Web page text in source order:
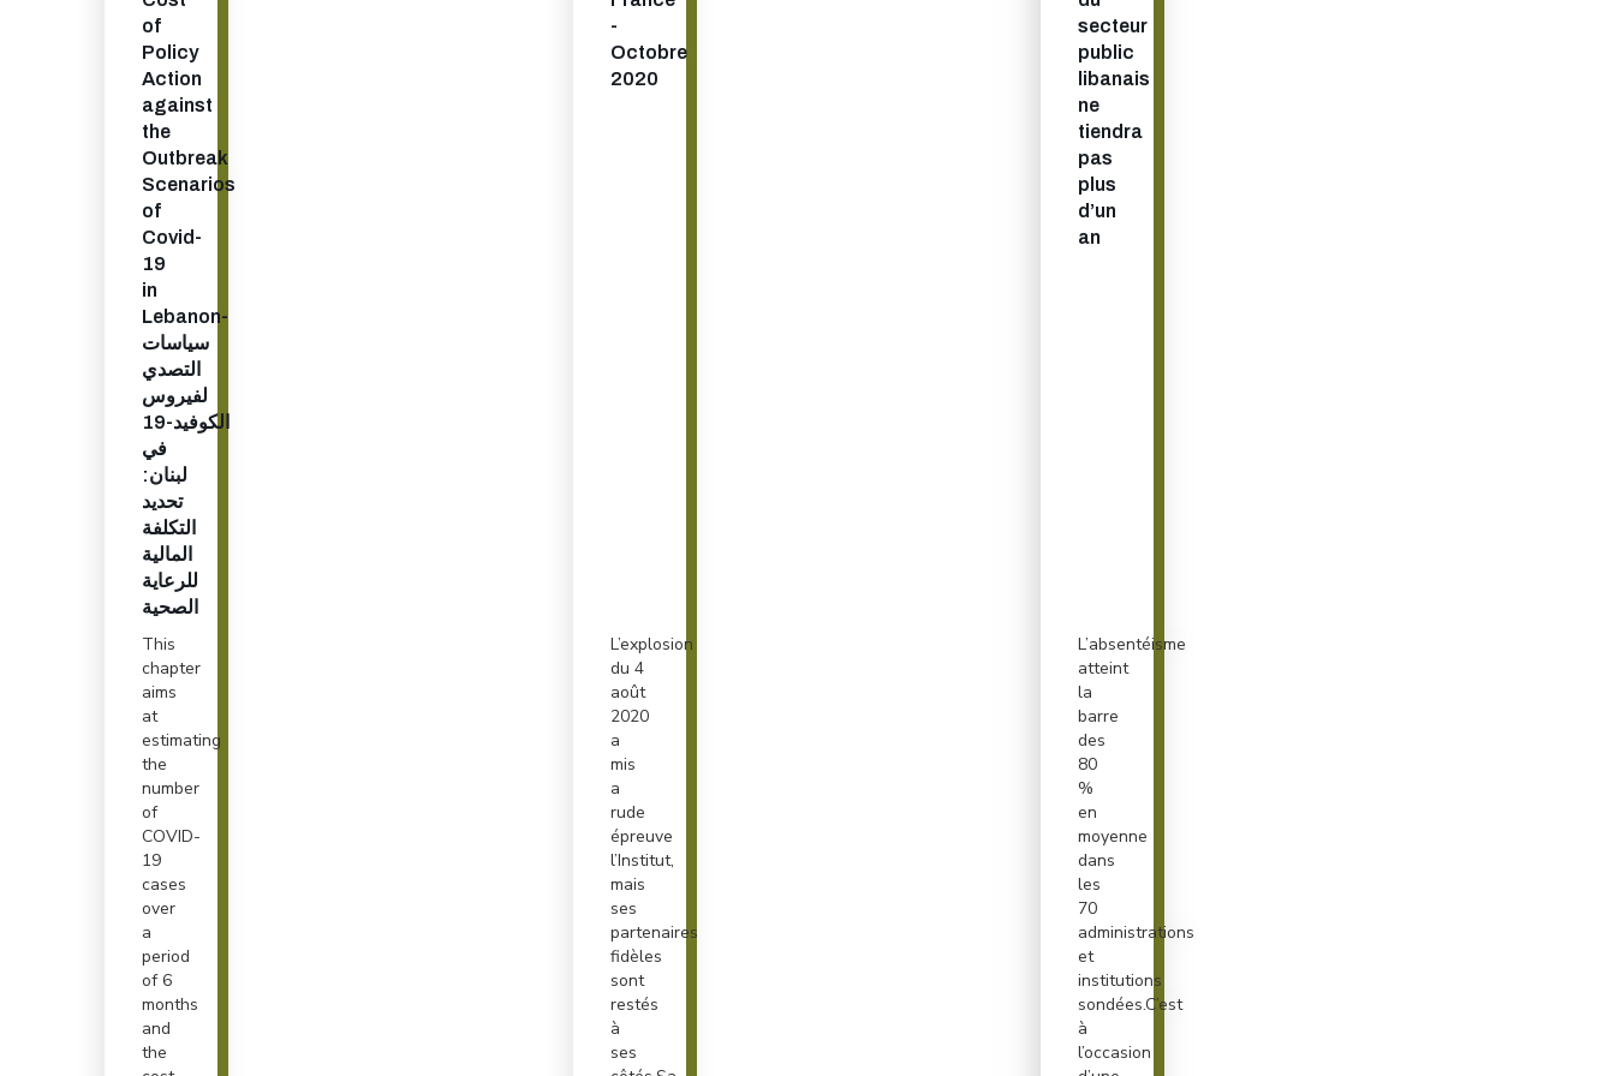
of
Policy
Action
against
the
Outbreak
Scenarios
of
Covid-
19
in
Lebanon-
سياسات
التصدي
لفيروس
الكوفيد-19
في
لبنان:
تحديد
التكلفة
المالية
للرعاية
الصحية
This
chapter
aims
at
estimating
the
number
of
COVID-
19
cases
over
a
period
of 6
months
and
the
-
Octobre
2020
L’explosion
du 4
août
2020
a
mis
a
rude
épreuve
l’Institut,
mais
ses
partenaires
fidèles
sont
restés
à
ses
secteur
public
libanais
ne
tiendra
pas
plus
d’un
an
L’absentéisme
atteint
la
barre
des
80
%
en
moyenne
dans
les
70
administrations
et
institutions
sondées.C’est
à
l’occasion